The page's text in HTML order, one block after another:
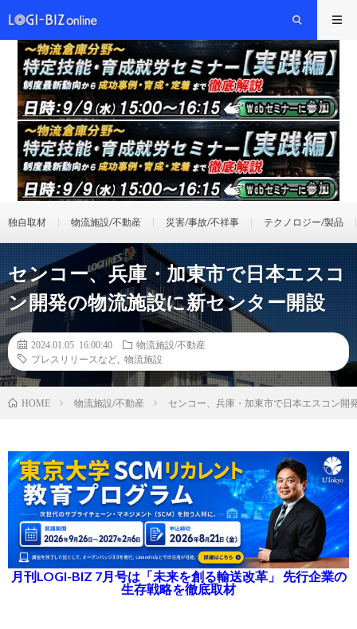
独自取材 物流施設/不動産 災害/事故/不祥事 テクノロジー/製品
センコー、兵庫・加東市で日本エスコ
ン開発の物流施設に新センター開設
2024.01.05 16:00:40
物流施設/不動産
プレスリリースなど
物流施設
HOME 物流施設/不動産 センコー、兵庫・加東市で日本エスコン開
月刊LOGI-BIZ 7月号は「未来を創る輸送改革」 先行企業の
生存戦略を徹底取材